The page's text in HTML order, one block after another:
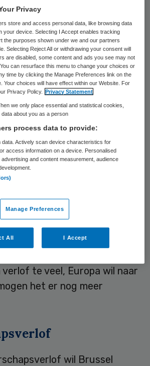
het initiatief van de
om dit verlof te
Catelene Passchier: “Wij
nieuwe kabinet deze norm
onderaan in Europa
in Nederland na
zijn of haar partner recht
heeft een werknemer
ouderschapsverlof.
Lodewijk Asscher
te veel, Europa wil naar
het er nog meer
wil Brussel
Privacy
store and access personal data, like browsing data
your device. Selecting I Accept enables tracking
the purposes shown under we and our partners
Selecting Reject All or withdrawing your consent will
are disabled, some content and ads you see may not
can resurface this menu to change your choices or
time by clicking the Manage Preferences link on the
Your choices will have effect within our Website. For
Privacy Policy.
Privacy Statement
we only place essential and statistical cookies,
about you as a person
process data to provide:
data. Actively scan device characteristics for
access information on a device. Personalised
and content measurement, audience
Manage Preferences
All I Accept